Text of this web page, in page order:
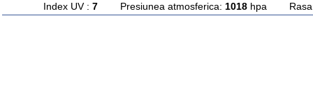
Index UV : 7Presiunea atmosferica: 1018hpa